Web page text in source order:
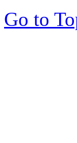
Go to